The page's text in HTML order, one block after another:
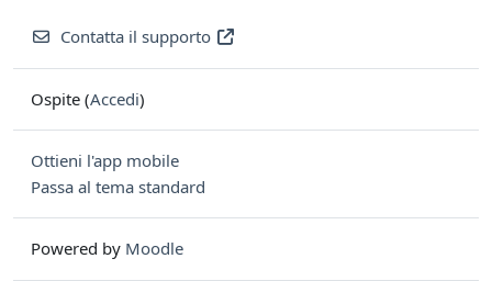
Contatta il supporto
Ospite (Accedi)
Ottieni l'app mobile
Passa al tema standard
Powered by Moodle